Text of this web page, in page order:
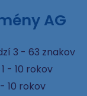
AG
3 - 63 znakov
- 10 rokov
10 rokov